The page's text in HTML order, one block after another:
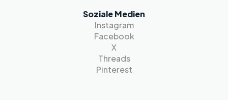
Soziale Medien
Instagram
Facebook
X
Threads
Pinterest